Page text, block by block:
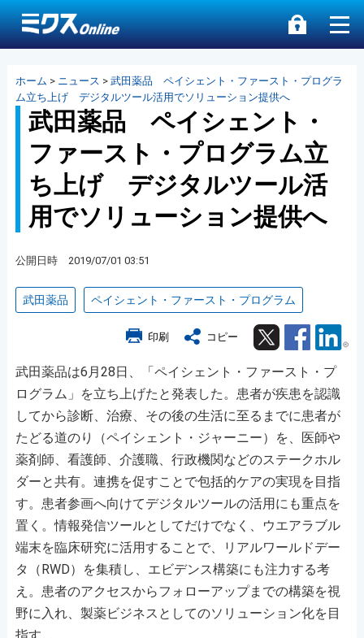
ホーム > ニュース > 武田薬品 ペイシェント・ファースト・プログラ
ム立ち上げ デジタルツール活用でソリューション提供へ
武田薬品 ペイシェント・
ファースト・プログラム立
ち上げ デジタルツール活
用でソリューション提供へ
公開日時 2019/07/01 03:51
武田薬品 ペイシェント・ファースト・プログラム
印刷 コピー Twitter Facebook
武田薬品は6月28日、「ペイシェント・ファースト・プ
ログラム」を立ち上げたと発表した。患者が疾患を認識
してから診断、治療、その後の生活に至るまでに患者が
たどる道のり（ペイシェント・ジャーニー）を、医師や
薬剤師、看護師、介護職、行政機関などのステークホル
ダーと共有。連携を促すことで包括的ケアの実現を目指
す。患者参画へ向けてデジタルツールの活用にも重点を
置く。情報発信ツールとしてだけでなく、ウエアラブル
端末を臨床研究に活用することで、リアルワールドデー
タ（RWD）を集積し、エビデンス構築にも注力する考
え。患者のアクセスからフォローアップまでの構築を視
野に入れ、製薬ビジネスとしてのソリューション化を目
指す。